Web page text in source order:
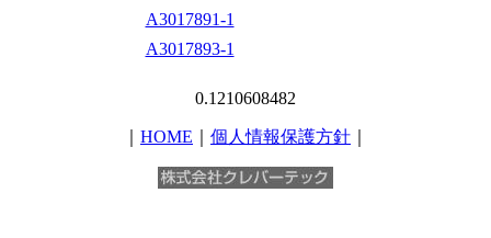
A3017891-1
A3017893-1
0.1210608482
HOME 個人情報保護方針